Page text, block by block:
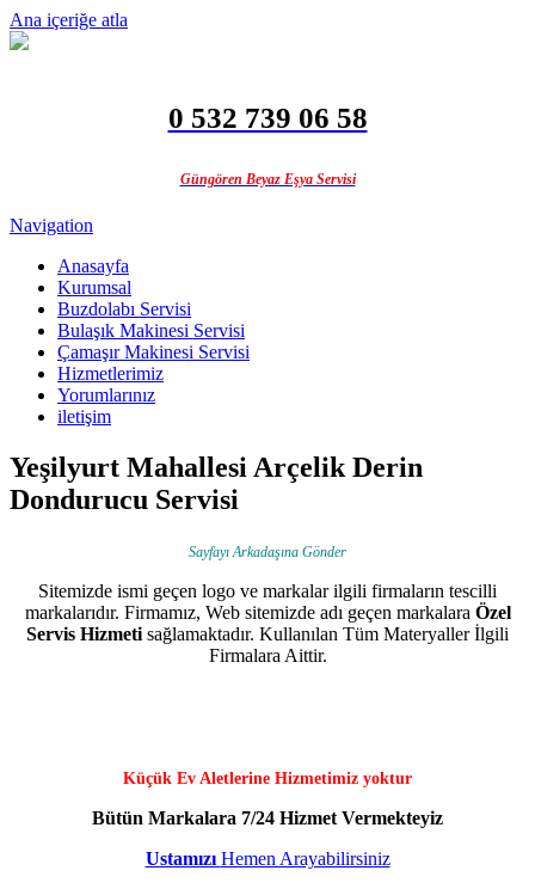
Ana içeriğe atla
0 532 739 06 58
Güngören Beyaz Eşya Servisi
Navigation
Anasayfa
Kurumsal
Buzdolabı Servisi
Bulaşık Makinesi Servisi
Çamaşır Makinesi Servisi
Hizmetlerimiz
Yorumlarınız
iletişim
Yeşilyurt Mahallesi Arçelik Derin
Dondurucu Servisi
Sayfayı Arkadaşına Gönder
Sitemizde ismi geçen logo ve markalar ilgili firmaların tescilli
markalarıdır. Firmamız, Web sitemizde adı geçen markalara Özel
Servis Hizmeti sağlamaktadır. Kullanılan Tüm Materyaller İlgili
Firmalara Aittir.
Küçük Ev Aletlerine Hizmetimiz yoktur
Bütün Markalara 7/24 Hizmet Vermekteyiz
Ustamızı Hemen Arayabilirsiniz